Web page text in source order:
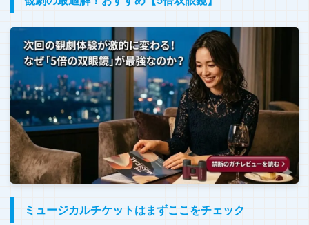
ミュージカルチケットはまずここをチェック